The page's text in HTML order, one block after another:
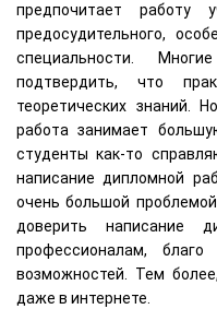
предпочитает
предосудительного,
специальности.
подтвердить, что
теоретических знаний.
работа занимает
студенты как-то
написание дипломной
очень большой
доверить написание
профессионалам,
возможностей. Тем
даже в интернете.